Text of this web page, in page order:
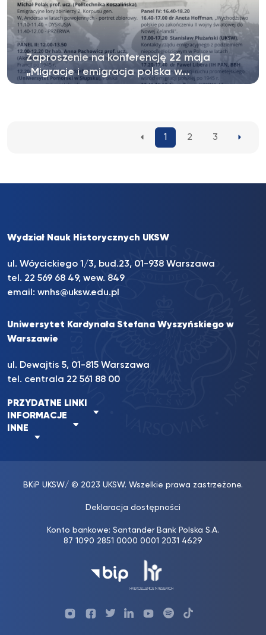
Zaproszenie na konferencję 22 maja
„Migracje i emigracja polska w...
1 2 3
Wydział Nauk Historycznych UKSW
ul. Wóycickiego 1/3, bud.23, 01-938 Warszawa
tel. 22 569 68 49, wew. 849
email: wnhs@uksw.edu.pl
Uniwersytet Kardynała Stefana Wyszyńskiego w
Warszawie
ul. Dewajtis 5, 01-815 Warszawa
tel. centrala 22 561 88 00
PRZYDATNE LINKI
INFORMACJE
INNE
BKiP UKSW/ © 2023 UKSW. Wszelkie prawa zastrzeżone.
Deklaracja dostępności
Konto bankowe: Santander Bank Polska S.A.
87 1090 2851 0000 0001 2031 4629
Profil ProfilProfilProfil UKSWProfilUKSW